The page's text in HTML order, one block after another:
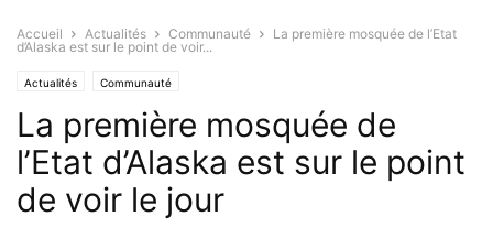
Accueil Actualités Communauté
La première mosquée de l’Etat
d’Alaska est sur le point de voir...
Actualités Communauté
La première mosquée de
l’Etat d’Alaska est sur le point
de voir le jour